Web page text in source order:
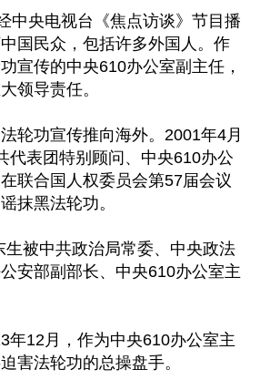
中央电视台《焦点访谈》节目播
国民众，包括许多外国人。作
宣传的中央610办公室副主任，
领导责任。
轮功宣传推向海外。2001年4月
代表团特别顾问、中央610办公
联合国人权委员会第57届会议
抹黑法轮功。
生被中共政治局常委、中央政法
安部副部长、中央610办公室主
年12月，作为中央610办公室主
害法轮功的总操盘手。